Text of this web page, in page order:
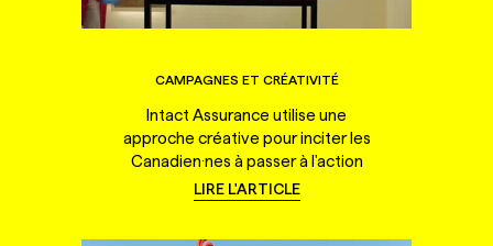
CAMPAGNES ET CRÉATIVITÉ
Intact Assurance utilise une
approche créative pour inciter les
Canadien·nes à passer à l'action
LIRE L'ARTICLE